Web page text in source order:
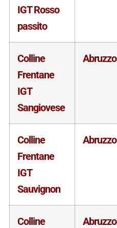
IGT Rosso
passito
Colline
Frentane
IGT
Sangiovese
Abruzzo
Colline
Frentane
IGT
Sauvignon
Abruzzo
Colline
Abruzzo